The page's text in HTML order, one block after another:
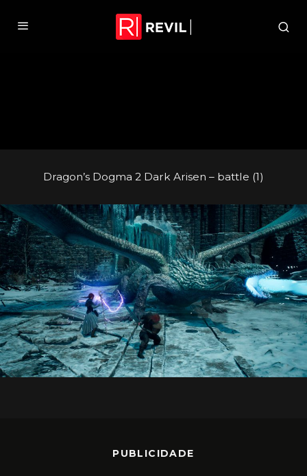
Dragon’s Dogma 2 Dark Arisen – battle (1)
PUBLICIDADE